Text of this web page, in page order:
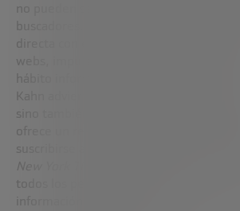
no pueden seguir confiando en el
directa con el lector: fomentar el acceso
webs, impulsar las suscripciones y
Kahn advierte que la amenaza no es
sino también de percepción. Si un
ofrece un resumen eficaz de las
suscribirse a un único medio? ¿Por qué
New York Times
todos los periódicos? Mientras el